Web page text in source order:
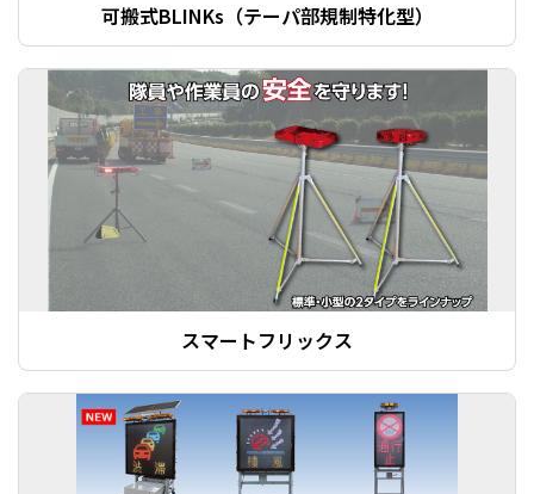
可搬式BLINKs（テーパ部規制特化型）
スマートフリックス